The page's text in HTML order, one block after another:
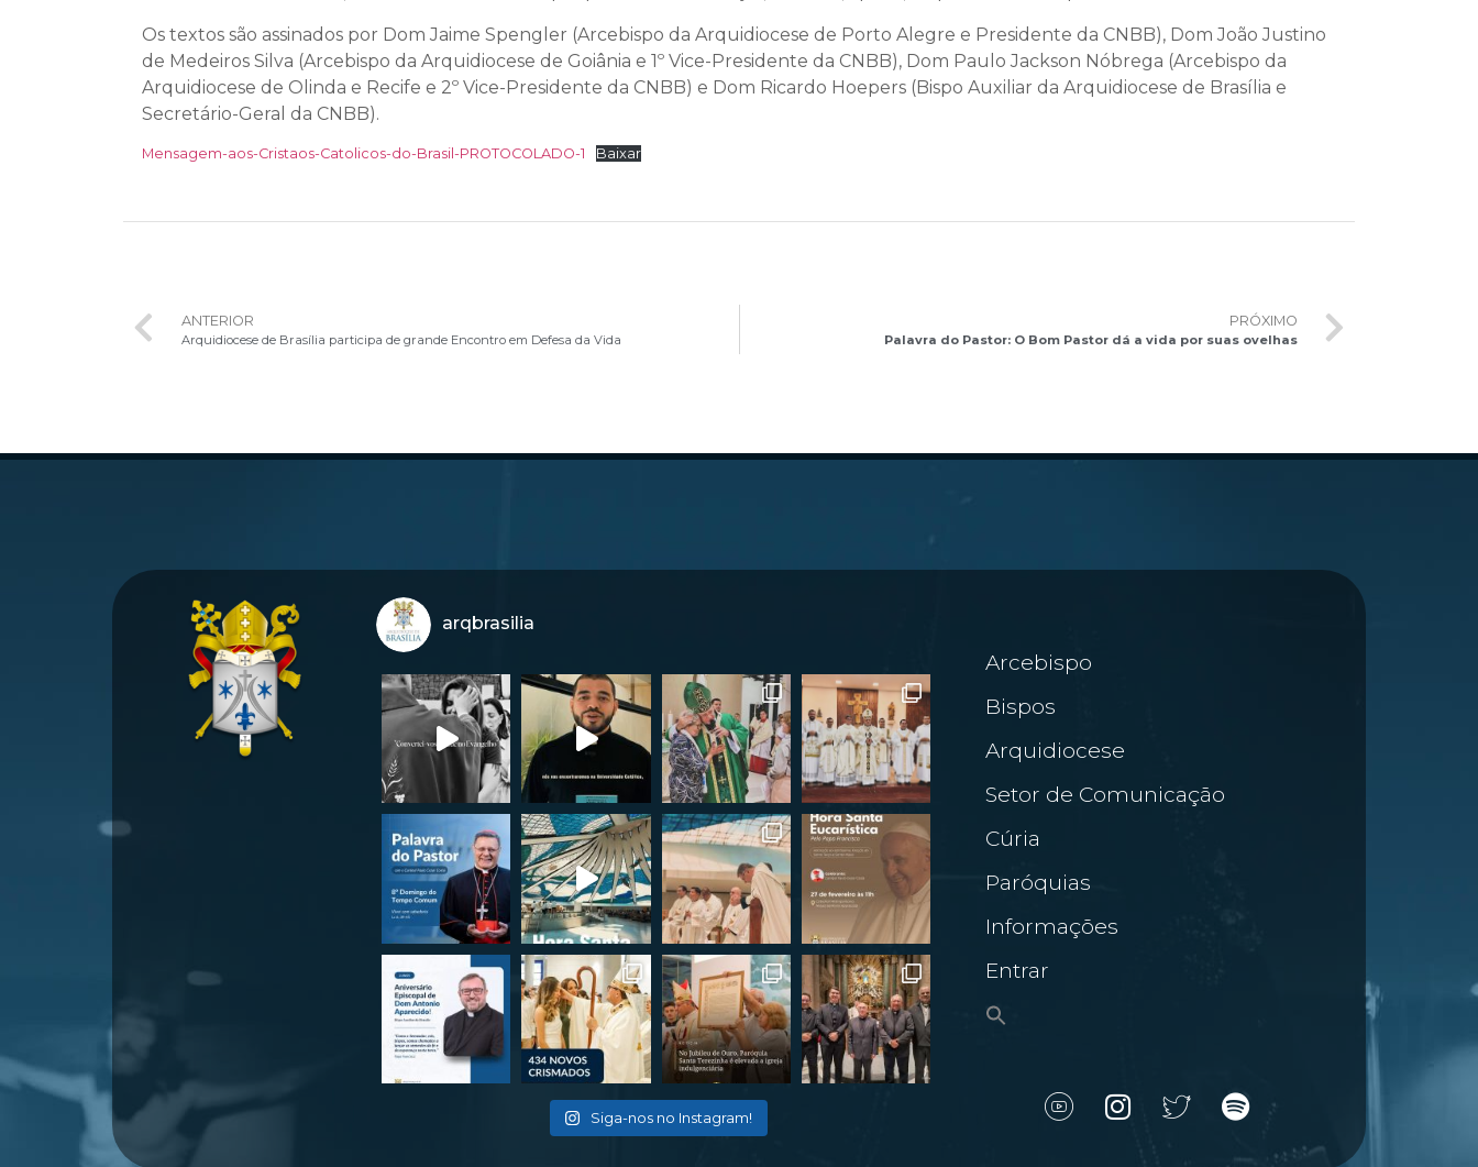
Os textos são assinados por Dom Jaime Spengler (Arcebispo da Arquidiocese de Porto Alegre e Presidente da CNBB), Dom João Justino
de Medeiros Silva (Arcebispo da Arquidiocese de Goiânia e 1º Vice-Presidente da CNBB), Dom Paulo Jackson Nóbrega (Arcebispo da
Arquidiocese de Olinda e Recife e 2º Vice-Presidente da CNBB) e Dom Ricardo Hoepers (Bispo Auxiliar da Arquidiocese de Brasília e
Secretário-Geral da CNBB).
Mensagem-aos-Cristaos-Catolicos-do-Brasil-PROTOCOLADO-1 Baixar
ANTERIOR
Arquidiocese de Brasília participa de grande Encontro em Defesa da Vida
PRÓXIMO
Palavra do Pastor: O Bom Pastor dá a vida por suas ovelhas
arqbrasilia
Siga-nos no Instagram!
Arcebispo
Bispos
Arquidiocese
Setor de Comunicação
Cúria
Paróquias
Informações
Entrar